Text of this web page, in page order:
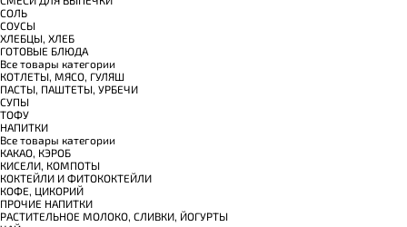
СОЛЬ
СОУСЫ
ХЛЕБЦЫ, ХЛЕБ
ГОТОВЫЕ БЛЮДА
Все товары категории
КОТЛЕТЫ, МЯСО, ГУЛЯШ
ПАСТЫ, ПАШТЕТЫ, УРБЕЧИ
СУПЫ
ТОФУ
НАПИТКИ
Все товары категории
КАКАО, КЭРОБ
КИСЕЛИ, КОМПОТЫ
КОКТЕЙЛИ И ФИТОКОКТЕЙЛИ
КОФЕ, ЦИКОРИЙ
ПРОЧИЕ НАПИТКИ
РАСТИТЕЛЬНОЕ МОЛОКО, СЛИВКИ, ЙОГУРТЫ